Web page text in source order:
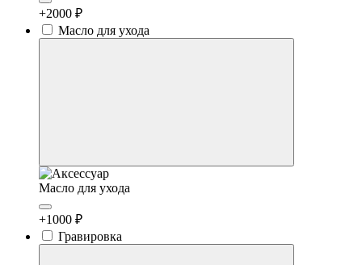
+2000 ₽
Масло для ухода
Масло для ухода
+1000 ₽
Гравировка